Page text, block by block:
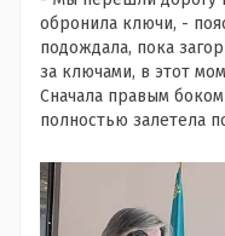
обронила ключи, -
подождала, пока
за ключами, в этот
Сначала правым
полностью залетела